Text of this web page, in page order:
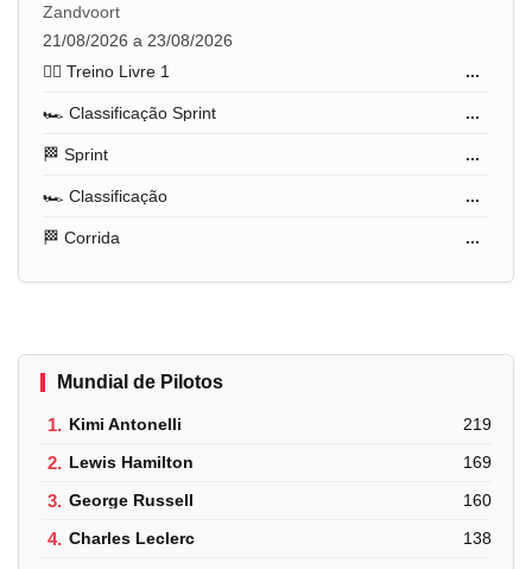
Zandvoort
21/08/2026 a 23/08/2026
🏋️‍♂️ Treino Livre 1
...
🏎️ Classificação Sprint ...
🏁 Sprint ...
🏎️ Classificação ...
🏁 Corrida ...
Mundial de Pilotos
1. Kimi Antonelli 219
2. Lewis Hamilton 169
3. George Russell 160
4. Charles Leclerc 138